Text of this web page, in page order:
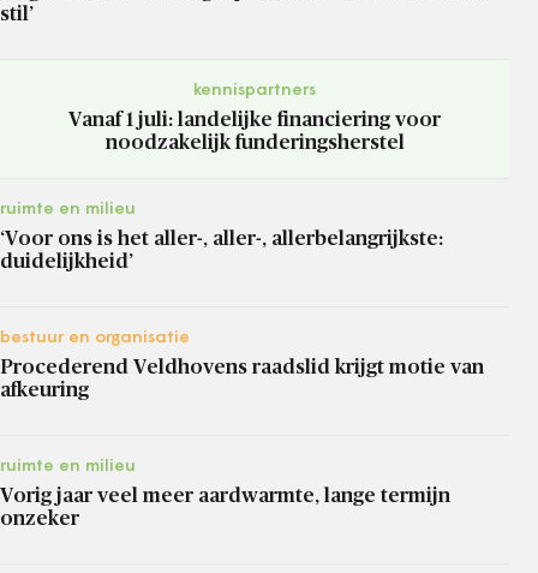
stil’
kennispartners
Vanaf 1 juli: landelijke financiering voor
noodzakelijk funderingsherstel
ruimte en milieu
‘Voor ons is het aller-, aller-, allerbelangrijkste:
duidelijkheid’
bestuur en organisatie
Procederend Veldhovens raadslid krijgt motie van
afkeuring
ruimte en milieu
Vorig jaar veel meer aardwarmte, lange termijn
onzeker